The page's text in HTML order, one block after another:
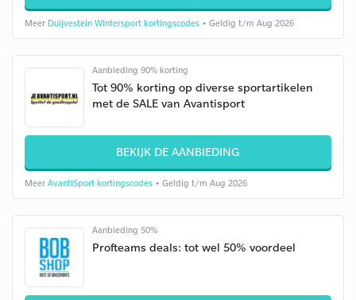
Meer Duijvestein Wintersport kortingscodes • Geldig t/m Aug 2026
Aanbieding 90% korting
Tot 90% korting op diverse sportartikelen
met de SALE van Avantisport
BEKIJK DE AANBIEDING
Meer AvantiSport kortingscodes • Geldig t/m Aug 2026
Aanbieding 50%
Profteams deals: tot wel 50% voordeel